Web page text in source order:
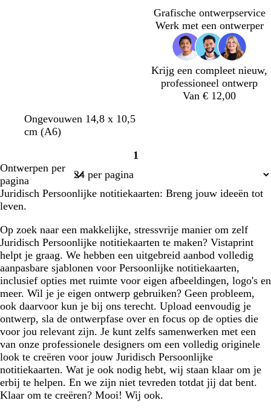
b
r
n
d
o
e
r
b
l
u
w
l
i
t
b
l
a
w
g
r
s
o
l
f
g
r
o
n
l
i
t
b
l
a
w
b
e
e
b
r
n
Ongevouwen 14,8 x 10,5
cm (A6)
Grafische ontwerpservice
Werk met een ontwerper
Krijg een compleet nieuw,
professioneel ontwerp
Van € 12,00
Pagina
1
Ontwerpen per
pagina
Juridisch Persoonlijke notitiekaarten: Breng jouw ideeën tot
leven.
Op zoek naar een makkelijke, stressvrije manier om zelf
Juridisch Persoonlijke notitiekaarten te maken? Vistaprint
helpt je graag. We hebben een uitgebreid aanbod volledig
aanpasbare sjablonen voor Persoonlijke notitiekaarten,
inclusief opties met ruimte voor eigen afbeeldingen, logo's en
meer. Wil je je eigen ontwerp gebruiken? Geen probleem,
ook daarvoor kun je bij ons terecht. Upload eenvoudig je
ontwerp, sla de ontwerpfase over en focus op de opties die
voor jou relevant zijn. Je kunt zelfs samenwerken met een
van onze professionele designers om een volledig originele
look te creëren voor jouw Juridisch Persoonlijke
notitiekaarten. Wat je ook nodig hebt, wij staan klaar om je
erbij te helpen. En we zijn niet tevreden totdat jij dat bent.
Klaar om te creëren? Mooi! Wij ook.